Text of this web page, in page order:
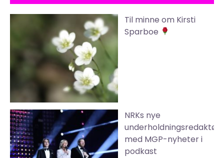
Til minne om Kirsti
Sparboe
NRKs nye
underholdningsredaktør
med MGP-nyheter i
podkast